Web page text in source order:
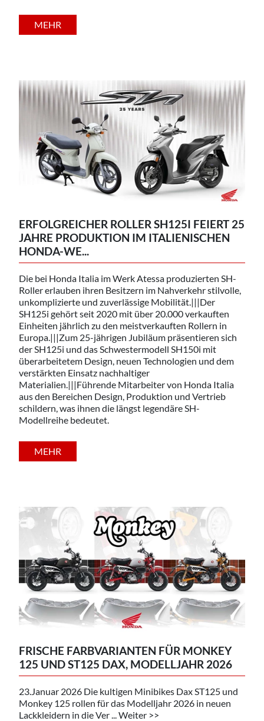
MEHR
ERFOLGREICHER ROLLER SH125I FEIERT 25
JAHRE PRODUKTION IM ITALIENISCHEN
HONDA-WE...
Die bei Honda Italia im Werk Atessa produzierten SH-
Roller erlauben ihren Besitzern im Nahverkehr stilvolle,
unkomplizierte und zuverlässige Mobilität.|||Der
SH125i gehört seit 2020 mit über 20.000 verkauften
Einheiten jährlich zu den meistverkauften Rollern in
Europa.|||Zum 25-jährigen Jubiläum präsentieren sich
der SH125i und das Schwestermodell SH150i mit
überarbeitetem Design, neuen Technologien und dem
verstärkten Einsatz nachhaltiger
Materialien.|||Führende Mitarbeiter von Honda Italia
aus den Bereichen Design, Produktion und Vertrieb
schildern, was ihnen die längst legendäre SH-
Modellreihe bedeutet.
MEHR
FRISCHE FARBVARIANTEN FÜR MONKEY
125 UND ST125 DAX, MODELLJAHR 2026
23.Januar 2026 Die kultigen Minibikes Dax ST125 und
Monkey 125 rollen für das Modelljahr 2026 in neuen
Lackkleidern in die Ver ... Weiter >>